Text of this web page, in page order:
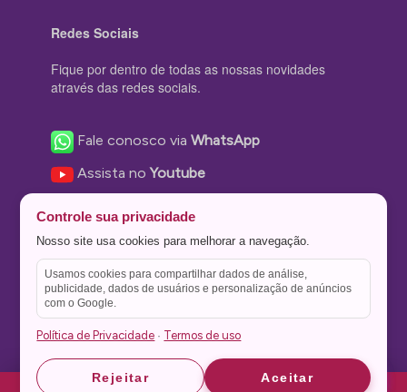
Redes Sociais
Fique por dentro de todas as nossas novidades
através das redes sociais.
Fale conosco viaWhatsApp
Assista noYoutube
Nos siga no Instagram
Nos siga noTwitter
Salve no
Controle sua privacidade
Nosso site usa cookies para melhorar a navegação.
Usamos cookies para compartilhar dados de análise,
publicidade, dados de usuários e personalização de anúncios
com o Google.
Política de Privacidade · Termos de uso
Rejeitar Aceitar